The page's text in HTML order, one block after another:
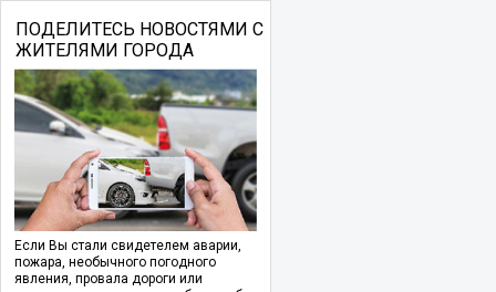
ПОДЕЛИТЕСЬ НОВОСТЯМИ С
ЖИТЕЛЯМИ ГОРОДА
Если Вы стали свидетелем аварии,
пожара, необычного погодного
явления, провала дороги или